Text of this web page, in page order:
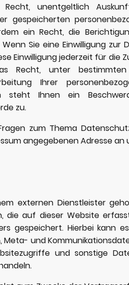
unentgeltlich
gespeicherten
ein Recht, die
Sie eine Einwilligung zur
Einwilligung jederzeit für die
Recht, unter
Ihrer
steht Ihnen ein
zu.
zum Thema
angegebenen Adresse an
externen Dienstleister
die auf dieser Website
gespeichert. Hierbei kann
Meta- und
und sonstige